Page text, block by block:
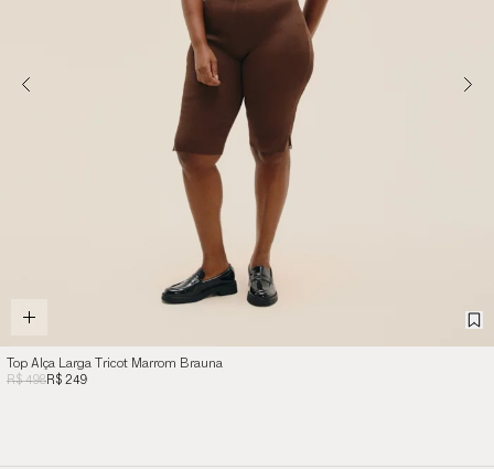
Top Alça Larga Tricot Marrom Brauna
R$ 498R$ 249